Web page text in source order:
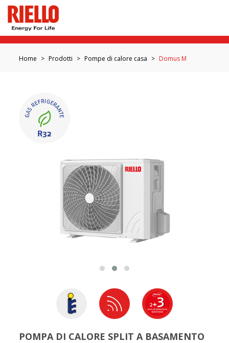
Home Prodotti Pompe di calore casa Domus M
POMPA DI CALORE SPLIT A BASAMENTO